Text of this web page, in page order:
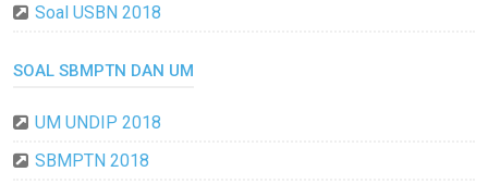
Soal USBN 2018
SOAL SBMPTN DAN UM
UM UNDIP 2018
SBMPTN 2018